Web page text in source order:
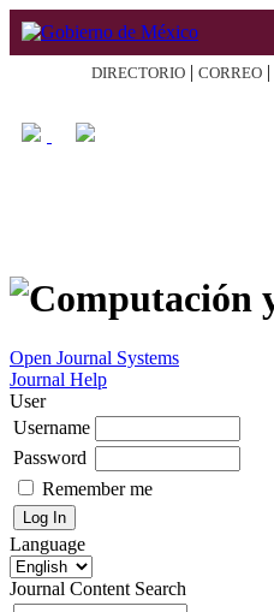
DIRECTORIO | CORREO |
Open Journal Systems
Journal Help
User
Username
Password
Remember me
Language
Journal Content Search